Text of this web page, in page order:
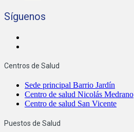
Síguenos
Centros de Salud
Sede principal Barrio Jardín
Centro de salud Nicolás Medrano
Centro de salud San Vicente
Puestos de Salud